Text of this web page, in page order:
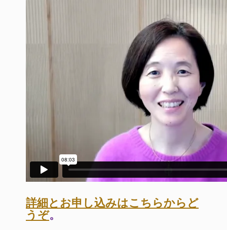
詳細とお申し込みはこちらからど
うぞ。